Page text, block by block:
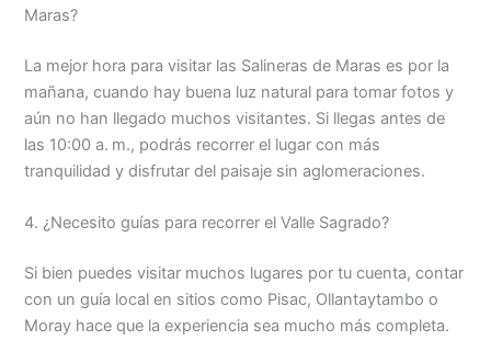
Maras?
La mejor hora para visitar las Salineras de Maras es por la
mañana, cuando hay buena luz natural para tomar fotos y
aún no han llegado muchos visitantes. Si llegas antes de
las 10:00 a. m., podrás recorrer el lugar con más
tranquilidad y disfrutar del paisaje sin aglomeraciones.
4. ¿Necesito guías para recorrer el Valle Sagrado?
Si bien puedes visitar muchos lugares por tu cuenta, contar
con un guía local en sitios como Pisac, Ollantaytambo o
Moray hace que la experiencia sea mucho más completa.